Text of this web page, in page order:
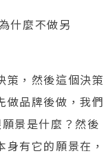
什麼不做另
策，然後這個決策
做品牌後做，我們
景是什麼？然後
有它的願景在，